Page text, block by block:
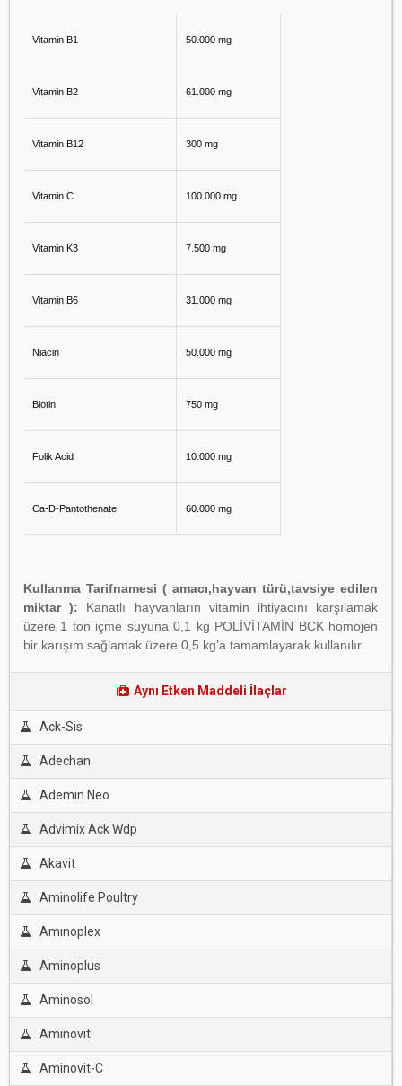
Vitamin B1 50.000 mg
Vitamin B2 61.000 mg
Vitamin B12 300 mg
Vitamin C 100.000 mg
Vitamin K3 7.500 mg
Vitamin B6 31.000 mg
Niacin 50.000 mg
Biotin 750 mg
Folik Acid 10.000 mg
Ca-D-Pantothenate 60.000 mg
Kullanma Tarifnamesi ( amacı,hayvan türü,tavsiye edilen
miktar ): Kanatlı hayvanların vitamin ihtiyacını karşılamak
üzere 1 ton içme suyuna 0,1 kg POLİVİTAMİN BCK homojen
bir karışım sağlamak üzere 0,5 kg’a tamamlayarak kullanılır.
Aynı Etken Maddeli İlaçlar
Ack-Sis
Adechan
Ademin Neo
Advimix Ack Wdp
Akavit
Aminolife Poultry
Amınoplex
Aminoplus
Aminosol
Aminovit
Aminovit-C